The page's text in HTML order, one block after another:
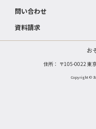
問い合わせ
資料請求
お
住所： 〒105-0022 東
Copyright ©